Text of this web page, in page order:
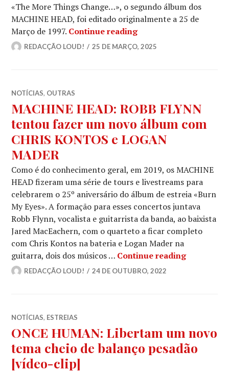
«The More Things Change…», o segundo álbum dos
MACHINE HEAD, foi editado originalmente a 25 de
Março de 1997. Continue readingMACHINE HEAD:
REDACÇÃO LOUD! 25 DE MARÇO, 2025
NOTÍCIAS, OUTRAS
MACHINE HEAD: ROBB FLYNN
tentou fazer um novo álbum com
CHRIS KONTOS e LOGAN
MADER
Como é do conhecimento geral, em 2019, os MACHINE
HEAD fizeram uma série de tours e livestreams para
celebrarem o 25º aniversário do álbum de estreia «Burn
My Eyes». A formação para esses concertos juntava
Robb Flynn, vocalista e guitarrista da banda, ao baixista
Jared MacEachern, com o quarteto a ficar completo
com Chris Kontos na bateria e Logan Mader na
guitarra, dois dos músicos … Continue readingMACHINE
REDACÇÃO LOUD! 24 DE OUTUBRO, 2022
NOTÍCIAS, ESTREIAS
ONCE HUMAN: Libertam um novo
tema cheio de balanço pesadão
[vídeo-clip]